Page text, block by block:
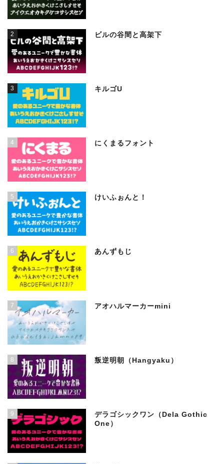
2 ビルの谷間と高架下
3 キルゴU
4 にくまるフォント
5 けいふぉんと！
6 あんずもじ
7 アオハルマーカーmini
8 叛逆明朝（Hangyaku）
9
デラゴシックワン（Dela Gothic
One）